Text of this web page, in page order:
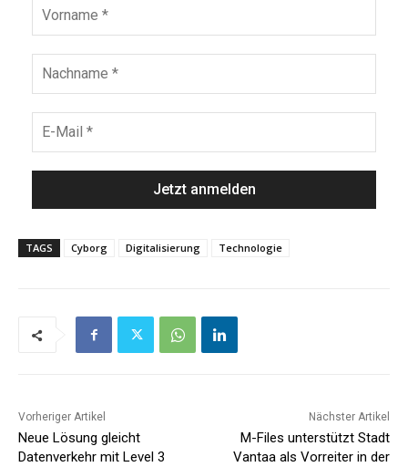
TAGS Cyborg Digitalisierung Technologie
Vorheriger Artikel
Neue Lösung gleicht
Datenverkehr mit Level 3
Nächster Artikel
M-Files unterstützt Stadt
Vantaa als Vorreiter in der